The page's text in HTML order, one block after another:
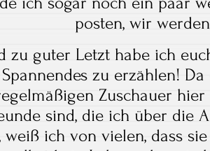
posten, wir
zu guter Letzt habe ich
Spannendes zu erzählen!
Zuschauer
sind, die ich über die
weiß ich von vielen, dass